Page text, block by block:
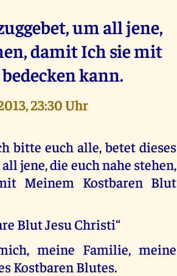
um all jene,
damit Ich sie mit
kann.
23:30 Uhr
bitte euch alle, betet dieses
jene, die euch nahe stehen,
Meinem Kostbaren Blut
Blut Jesu Christi“
meine Familie, meine
Kostbaren Blutes.